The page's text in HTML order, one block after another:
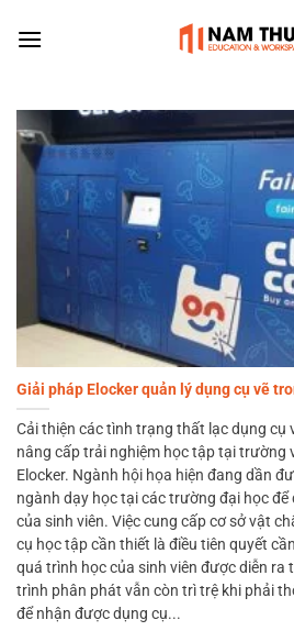
Giải pháp Elocker quản lý dụng cụ vẽ
Cải thiện các tình trạng thất lạc dụng cụ
nâng cấp trải nghiệm học tập tại trường
Elocker. Ngành hội họa hiện đang dần
ngành dạy học tại các trường đại học
của sinh viên. Việc cung cấp cơ sở vật
cụ học tập cần thiết là điều tiên quyết
quá trình học của sinh viên được diễn ra
trình phân phát vẫn còn trì trệ khi phải
để nhận được dụng cụ...